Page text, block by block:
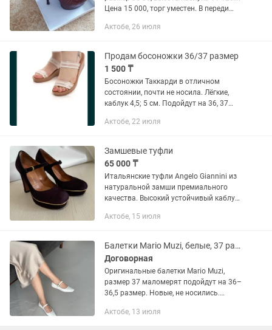
Цена 15 000, торг уместен. В переди
элегантно.
Актобе, 26 июля
Продам босоножки 36/37 размер
1 500 ₸
Босоножки Таккарди в отличном
состоянии, почти не носила. Лёгкие,
каблук 4,5; 5 см. Подойдут на 36, 37
Актобе, 22 июля
Замшевые туфли
65 000 ₸
Итальянские туфли Angelo Giannini из
натуральной замши премиального
качества. Высокий устойчивый каблук,
кантом. Каблук 10 см. учитывая
Актобе, 15 июля
Балетки Mario Muzi, белые, 37 размер. Маломерят
Договорная
Оригинальные балетки Mario Muzi,
размер 37 маломерят подойдут на 36–
36,5 размер. Новые, не носились.
как не подошёл размер. Элегантная
Актобе, 13 июля